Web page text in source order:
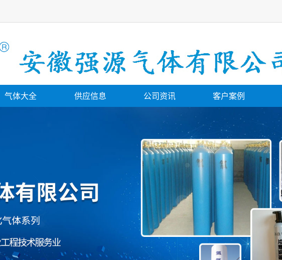
气体大全 供应信息 公司资讯 客户案例